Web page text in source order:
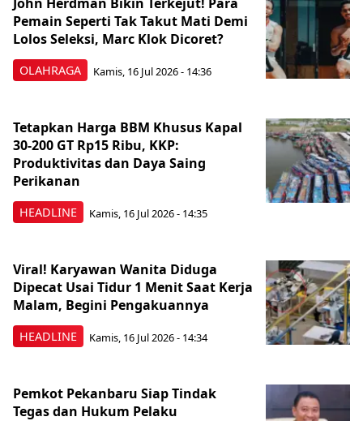
OLAHRAGA
Pemain Seperti Tak Takut Mati Demi
Lolos Seleksi, Marc Klok Dicoret?
Kamis, 16 Jul 2026 - 14:36
HEADLINE
Tetapkan Harga BBM Khusus Kapal
30-200 GT Rp15 Ribu, KKP:
Produktivitas dan Daya Saing
Perikanan
Kamis, 16 Jul 2026 - 14:35
HEADLINE
Viral! Karyawan Wanita Diduga
Dipecat Usai Tidur 1 Menit Saat Kerja
Malam, Begini Pengakuannya
Kamis, 16 Jul 2026 - 14:34
Pemkot Pekanbaru Siap Tindak
Tegas dan Hukum Pelaku